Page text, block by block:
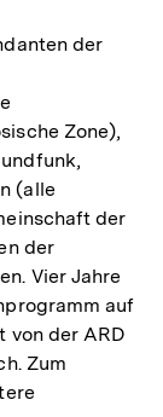
der
Zone),
(alle
der
der
Vier Jahre
auf
von der ARD
Zum